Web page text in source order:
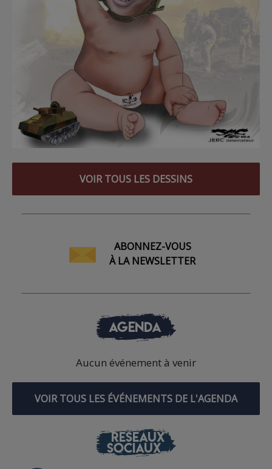
VOIR TOUS LES DESSINS
ABONNEZ-VOUS
À LA NEWSLETTER
AGENDA
Aucun événement à venir
VOIR TOUS LES ÉVÉNEMENTS DE L'AGENDA
RÉSEAUX
SOCIAUX